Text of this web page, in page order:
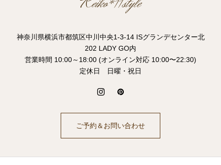
神奈川県横浜市都筑区中川中央1-3-14 ISグランデセンター北
202 LADY GO内
営業時間 10:00～18:00 (オンライン対応 10:00〜22:30)
定休日 日曜・祝日
ご予約＆お問い合わせ